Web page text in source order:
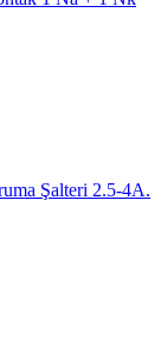
Şalteri 2.5-4A.